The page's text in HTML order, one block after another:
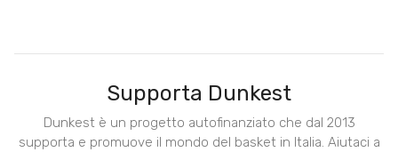
Supporta Dunkest
Dunkest è un progetto autofinanziato che dal 2013
supporta e promuove il mondo del basket in Italia. Aiutaci a